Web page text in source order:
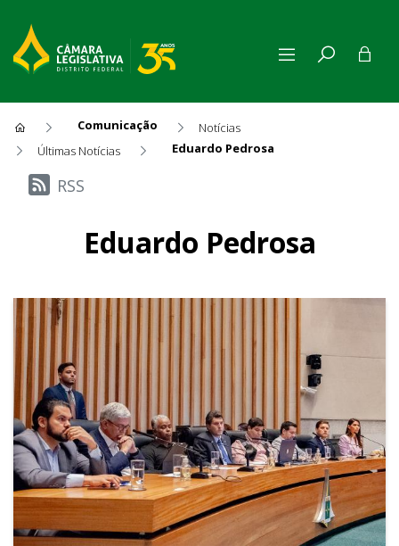
Comunicação
Notícias
Últimas Notícias
Eduardo Pedrosa
Últimas Notícias
RSS
Eduardo Pedrosa